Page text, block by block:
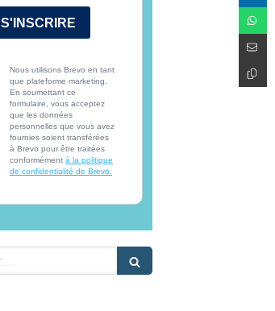
S'INSCRIRE
Nous utilisons Brevo en tant
que plateforme marketing.
En soumettant ce
formulaire, vous acceptez
que les données
personnelles que vous avez
fournies soient transférées
à Brevo pour être traitées
conformément à la politique
de confidentialité de Brevo.